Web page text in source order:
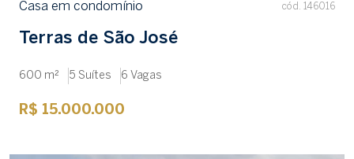
Casa em condomínio cód. 146016
Terras de São José
600 m² 5 Suítes 6 Vagas
R$ 15.000.000